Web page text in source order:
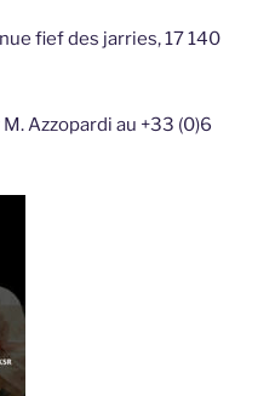
fief des jarries, 17 140
Azzopardi au +33 (0)6